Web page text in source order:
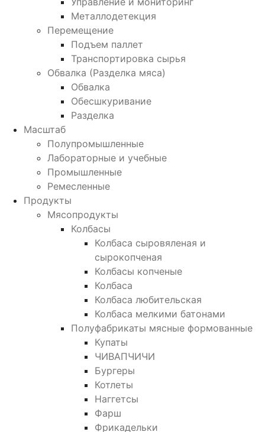
Металлодетекция
Перемещение
Подъем паллет
Транспортировка сырья
Обвалка (Разделка мяса)
Обвалка
Обесшкуривание
Разделка
Масштаб
Полупромышленные
Лабораторные и учебные
Промышленные
Ремесленные
Продукты
Мясопродукты
Колбасы
Колбаса сыровяленая и
сырокопченая
Колбасы копченые
Колбаса
Колбаса любительская
Колбаса мелкими батонами
Полуфабрикаты мясные формованные
Купаты
ЧИВАПЧИЧИ
Бургеры
Котлеты
Наггетсы
Фарш
Фрикадельки